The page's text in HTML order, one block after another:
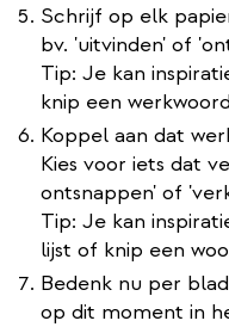
Schrijf op elk
bv. 'uitvinden' of
Tip: Je kan
knip een
Koppel aan dat
Kies voor iets dat
ontsnappen' of
Tip: Je kan
lijst of knip een
Bedenk nu per
op dit moment in